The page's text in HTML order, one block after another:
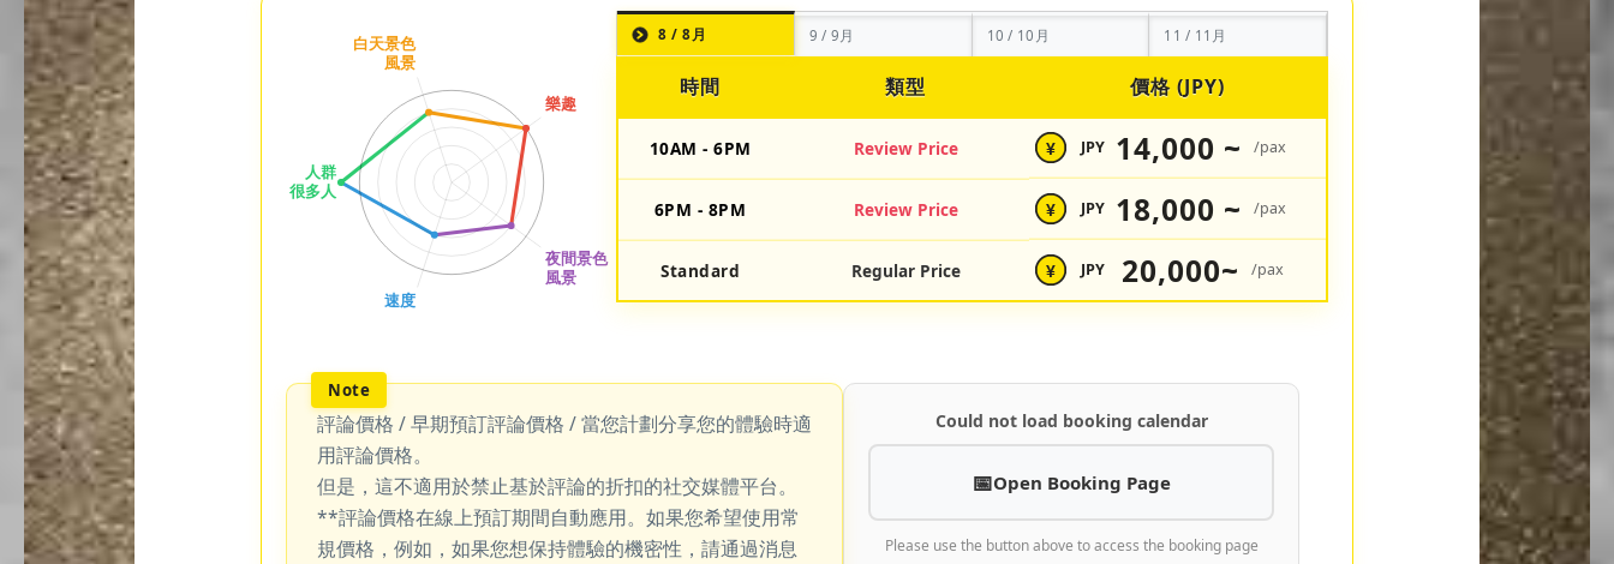
8 / 8月 9 / 9月 10 / 10月 11 / 11月
時間 類型 價格 (JPY)
10AM - 6PM Review Price ¥ JPY 14,000 ~ /pax
6PM - 8PM Review Price ¥ JPY 18,000 ~ /pax
Standard Regular Price ¥ JPY 20,000~ /pax
評論價格 / 早期預訂評論價格 / 當您計劃分享您的體驗時適
用評論價格。
但是，這不適用於禁止基於評論的折扣的社交媒體平台。
**評論價格在線上預訂期間自動應用。如果您希望使用常
規價格，例如，如果您想保持體驗的機密性，請通過消息
Could not load booking calendar
Open Booking Page
Please use the button above to access the booking page